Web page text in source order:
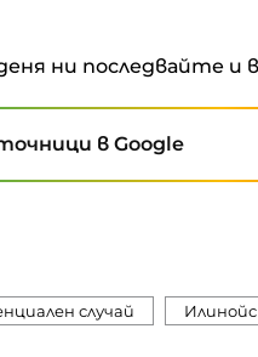
ни последвайте и в
в Google
случай Илинойс